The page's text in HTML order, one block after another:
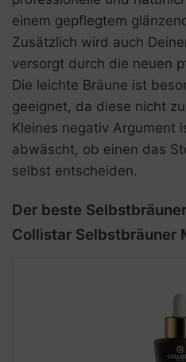
einem gepflegtem
Zusätzlich wird auch
versorgt durch die neuen
Die leichte Bräune ist
geeignet, da diese nicht
Kleines negativ Argument
abwäscht, ob einen das
selbst entscheiden.
Der beste
Collistar Selbstbräuner